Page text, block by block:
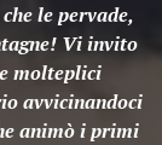
le pervade,
Vi invito
molteplici
avvicinandoci
animò i primi